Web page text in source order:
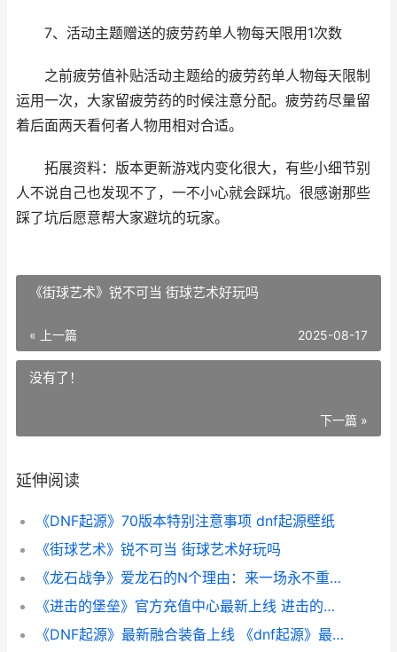
7、活动主题赠送的疲劳药单人物每天限用1次数
之前疲劳值补贴活动主题给的疲劳药单人物每天限制
运用一次，大家留疲劳药的时候注意分配。疲劳药尽量留
着后面两天看何者人物用相对合适。
拓展资料：版本更新游戏内变化很大，有些小细节别
人不说自己也发现不了，一不小心就会踩坑。很感谢那些
踩了坑后愿意帮大家避坑的玩家。
《街球艺术》锐不可当 街球艺术好玩吗
« 上一篇 2025-08-17
没有了！
下一篇 »
延伸阅读
《DNF起源》70版本特别注意事项 dnf起源壁纸
《街球艺术》锐不可当 街球艺术好玩吗
《龙石战争》爱龙石的N个理由：来一场永不重样、万人开黑的剧本杀 龙战争官网
《进击的堡垒》官方充值中心最新上线 进击的堡垒深渊图腾怎么打
《DNF起源》最新融合装备上线 《dnf起源》最新公告